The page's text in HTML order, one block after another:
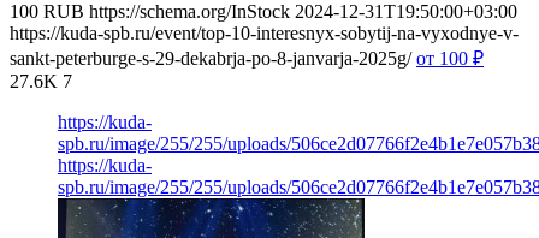
100 RUB https://schema.org/InStock 2024-12-31T19:50:00+03:00
https://kuda-spb.ru/event/top-10-interesnyx-sobytij-na-vyxodnye-v-
sankt-peterburge-s-29-dekabrja-po-8-janvarja-2025g/ от 100 ₽
27.6K 7
https://kuda-
spb.ru/image/255/255/uploads/
https://kuda-
spb.ru/image/255/255/uploads/